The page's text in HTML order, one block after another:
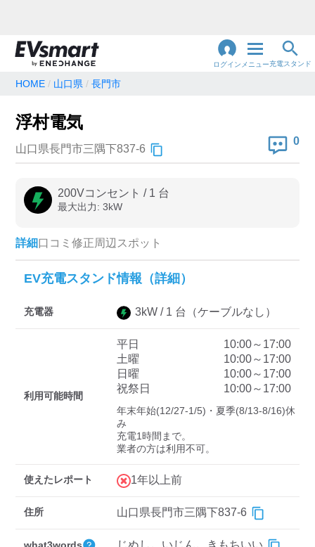
ログイン メニュー充電スタンド
地名・観光スポット・住所
充電器の種類
急速充電器のみ表示
高速道路上のみ表示
認証システム
EV充電エネチェンジ e-Mobility Power
三菱ディーラーを表示
日産ディーラーを表示
トヨタディーラーを表
HOME 山口県 長門市
浮村電気
山口県長門市三隅下837-6
0
200Vコンセント / 1 台
最大出力: 3kW
詳細口コミ 修正周辺スポット
EV充電スタンド情報（詳細）
充電器 3kW / 1 台 （ケーブルなし）
利用可能時間
平日
10:00～17:00
土曜
10:00～17:00
日曜
10:00～17:00
祝祭日
10:00～17:00
年末年始(12/27-1/5)・夏季(8/13-8/16)休
み
充電1時間まで。
業者の方は利用不可。
使えたレポート 1年以上前
住所 山口県長門市三隅下837-6
じぬし。いじん。きもちいい